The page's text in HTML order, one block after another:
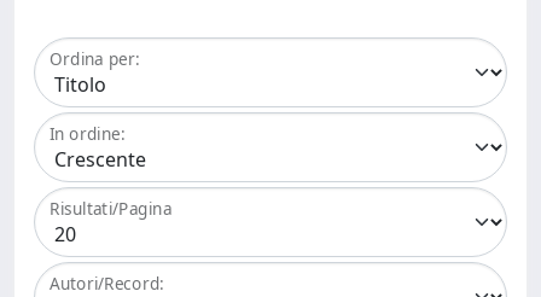
Ordina per:
In ordine:
Risultati/Pagina
Autori/Record: